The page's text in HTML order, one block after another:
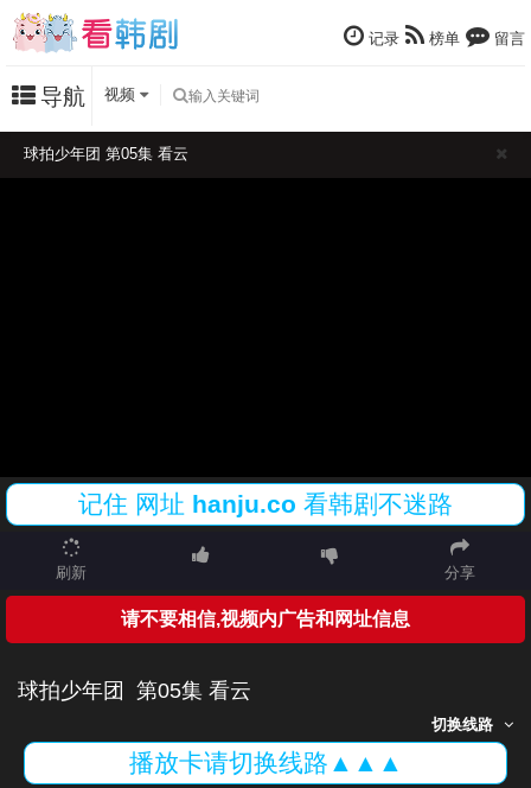
记录 榜单 留言
导航 视频
球拍少年团 第05集 看云
记住 网址 hanju.co 看韩剧不迷路
刷新 分享
请不要相信,视频内广告和网址信息
球拍少年团 第05集 看云
切换线路
播放卡请切换线路▲▲▲